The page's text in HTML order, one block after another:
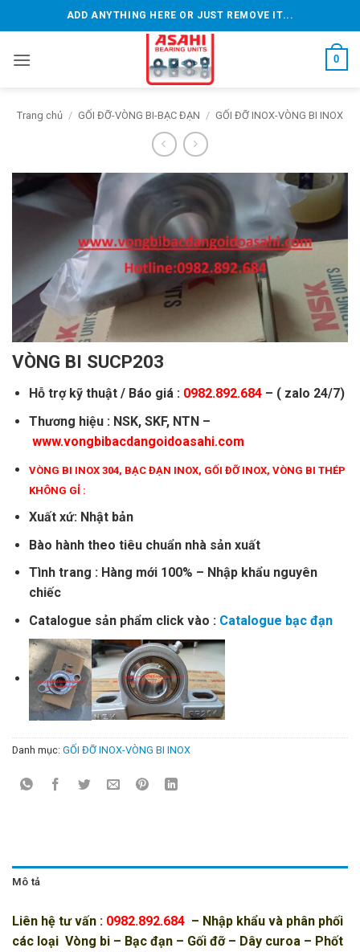
qua
dung
ADD ANYTHING HERE OR JUST REMOVE IT...
0
Trang chủ / GỐI ĐỠ-VÒNG BI-BẠC ĐẠN / GỐI ĐỠ INOX-VÒNG BI INOX
VÒNG BI SUCP203
Hỗ trợ kỹ thuật / Báo giá : 0982.892.684 – ( zalo 24/7)
Thương hiệu : NSK, SKF, NTN –
www.vongbibacdangoidoasahi.com
VÒNG BI INOX 304, BẠC ĐẠN INOX, GỐI ĐỠ INOX, VÒNG BI THÉP
KHÔNG GỈ:
Xuất xứ: Nhật bản
Bào hành theo tiêu chuẩn nhà sản xuất
Tình trang : Hàng mới 100% – Nhập khẩu nguyên
chiếc
Catalogue sản phẩm click vào : Catalogue bạc đạn
Danh mục: GỐI ĐỠ INOX-VÒNG BI INOX
Mô tả
Liên hệ tư vấn : 0982.892.684 – Nhập khẩu và phân phối
các loại Vòng bi – Bạc đạn – Gối đỡ– Dây curoa – Phốt